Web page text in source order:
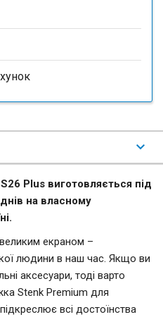
Plus виготовляється під
на власному
екраном –
людини в наш час. Якщо ви
аксесуари, тоді варто
Stenk Premium для
всі достоїнства